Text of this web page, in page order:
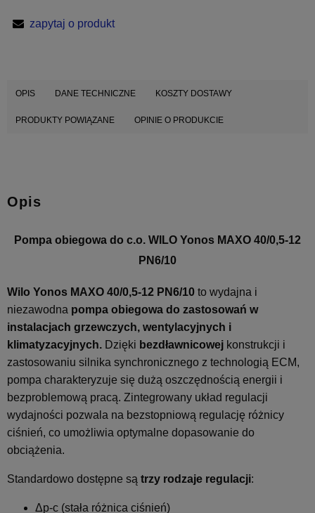
zapytaj o produkt
OPIS DANE TECHNICZNE KOSZTY DOSTAWY
PRODUKTY POWIĄZANE OPINIE O PRODUKCIE
Opis
Pompa obiegowa do c.o. WILO Yonos MAXO 40/0,5-12
PN6/10
Wilo Yonos MAXO 40/0,5-12 PN6/10 to wydajna i
niezawodna pompa obiegowa do zastosowań w
instalacjach grzewczych, wentylacyjnych i
klimatyzacyjnych. Dzięki bezdławnicowej konstrukcji i
zastosowaniu silnika synchronicznego z technologią ECM,
pompa charakteryzuje się dużą oszczędnością energii i
bezproblemową pracą. Zintegrowany układ regulacji
wydajności pozwala na bezstopniową regulację różnicy
ciśnień, co umożliwia optymalne dopasowanie do
obciążenia.
Standardowo dostępne są trzy rodzaje regulacji:
Δp-c (stała różnica ciśnień)